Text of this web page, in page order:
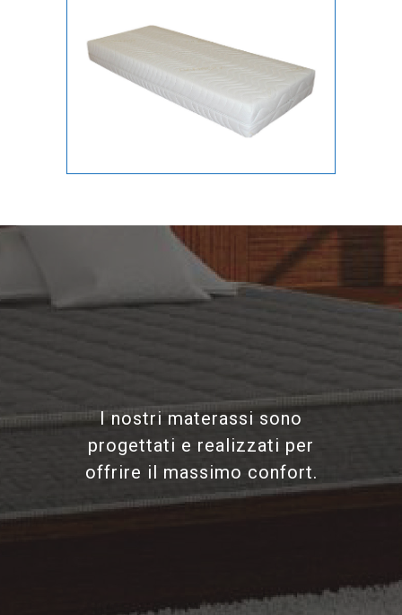
I nostri materassi sono
progettati e realizzati per
offrire il massimo confort.